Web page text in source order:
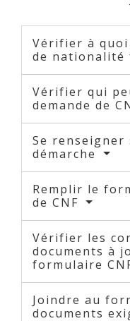
Vérifier à
de nationalité
Vérifier qui
demande de
Se
démarche
Remplir le
de CNF
Vérifier les
documents à
formulaire
Joindre au
documents